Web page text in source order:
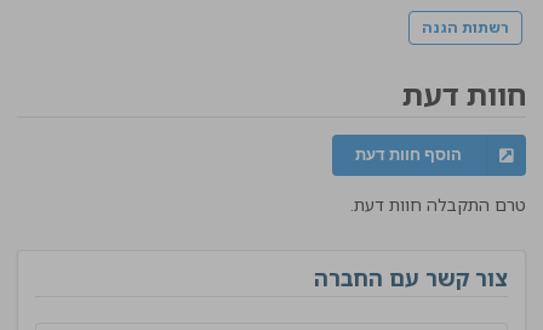
רשתות הגנה
חוות דעת
הוסף חוות דעת
טרם התקבלה חוות דעת.
צור קשר עם החברה